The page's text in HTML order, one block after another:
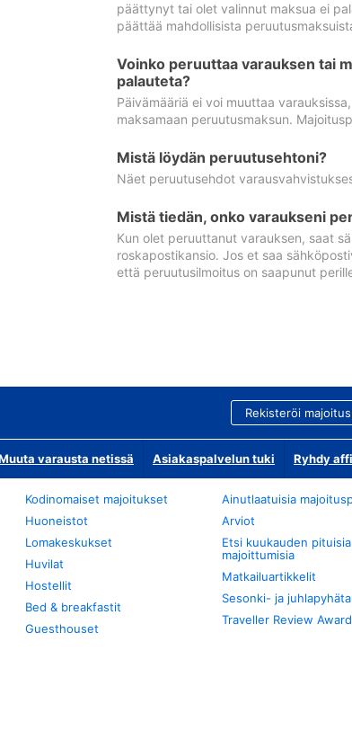
päättynyt tai olet valinnut maksua ei
päättää mahdollisista
Voinko peruuttaa varauksen tai
palauteta?
Päivämääriä ei voi muuttaa
maksamaan peruutusmaksun.
Mistä löydän peruutusehtoni?
Näet peruutusehdot
Mistä tiedän, onko varaukseni
Kun olet peruuttanut varauksen, saat
roskapostikansio. Jos et saa
että peruutusilmoitus on saapunut
Rekisteröi
varausta netissä Asiakaspalvelun tuki Ryhdy
Kodinomaiset majoitukset
Huoneistot
Lomakeskukset
Huvilat
Hostellit
Bed & breakfastit
Guesthouset
Ainutlaatuisia
Arviot
Etsi kuukauden pituisia
majoittumisia
Matkailuartikkelit
Sesonki- ja
Traveller Review